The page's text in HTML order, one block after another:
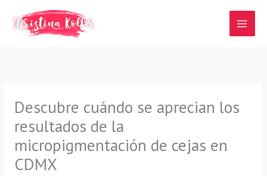
contenido
Descubre cuándo se aprecian los
resultados de la
micropigmentación de cejas en
CDMX